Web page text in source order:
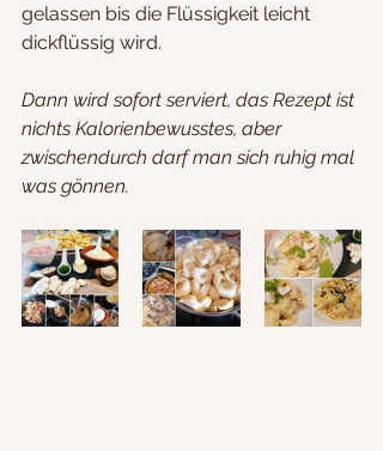
gelassen bis die Flüssigkeit leicht
dickflüssig wird.
Dann wird sofort serviert, das Rezept ist
nichts Kalorienbewusstes, aber
zwischendurch darf man sich ruhig mal
was gönnen.